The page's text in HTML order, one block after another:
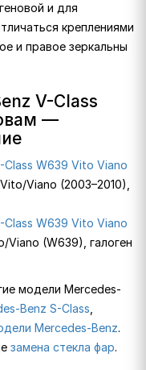
и для
креплениями
и правое зеркальны
V-Class
—
W639 Vito Viano
Viano (2003–2010),
W639 Vito Viano
(W639), галоген
модели Mercedes-
Benz S-Class
Mercedes-Benz.
замена стекла фар.